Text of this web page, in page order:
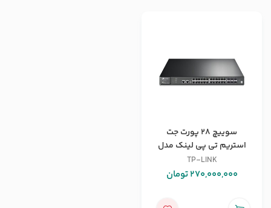
سوییچ 28 پورت جت
استریم تی پی لینک مدل
T3700G-28TQ
TP-LINK
270,000,000تومان